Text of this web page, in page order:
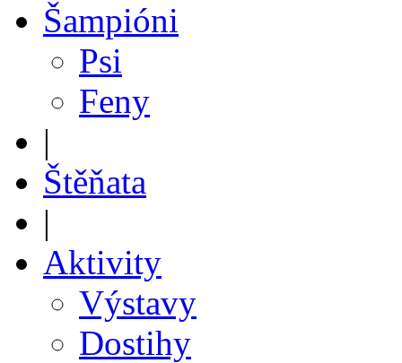
Šampióni
Psi
Feny
|
Štěňata
|
Aktivity
Výstavy
Dostihy